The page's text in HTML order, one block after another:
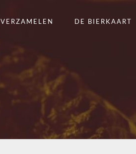
VERZAMELEN DE BIERKAART